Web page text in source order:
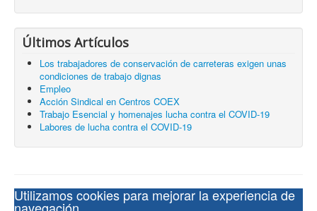
Últimos Artículos
Los trabajadores de conservación de carreteras exigen unas
condiciones de trabajo dignas
Empleo
Acción Sindical en Centros COEX
Trabajo Esencial y homenajes lucha contra el COVID-19
Labores de lucha contra el COVID-19
Utilizamos cookies para mejorar la experiencia de
navegación